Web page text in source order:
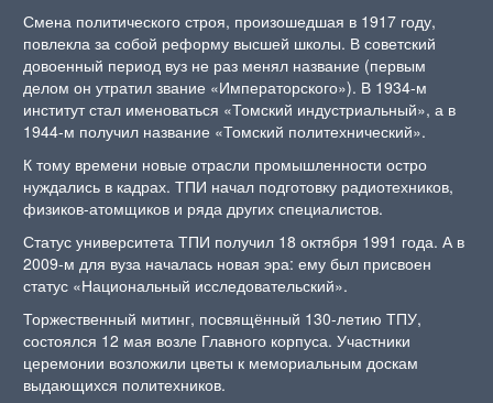
Смена политического строя, произошедшая в 1917 году,
повлекла за собой реформу высшей школы. В советский
довоенный период вуз не раз менял название (первым
делом он утратил звание «Императорского»). В 1934-м
институт стал именоваться «Томский индустриальный», а в
1944-м получил название «Томский политехнический».
К тому времени новые отрасли промышленности остро
нуждались в кадрах. ТПИ начал подготовку радиотехников,
физиков-атомщиков и ряда других специалистов.
Статус университета ТПИ получил 18 октября 1991 года. А в
2009-м для вуза началась новая эра: ему был присвоен
статус «Национальный исследовательский».
Торжественный митинг, посвящённый 130-летию ТПУ,
состоялся 12 мая возле Главного корпуса. Участники
церемонии возложили цветы к мемориальным доскам
выдающихся политехников.